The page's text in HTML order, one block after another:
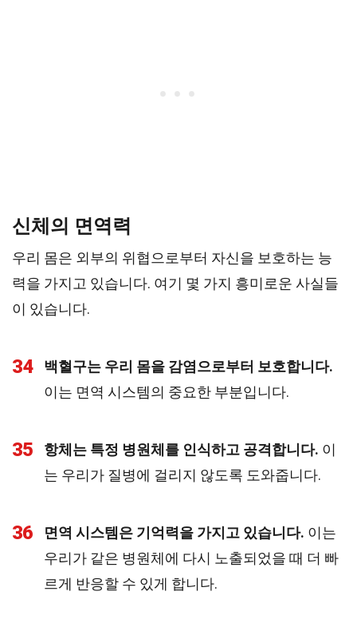
신체의 면역력
우리 몸은 외부의 위협으로부터 자신을 보호하는 능
력을 가지고 있습니다. 여기 몇 가지 흥미로운 사실들
이 있습니다.
34
백혈구는 우리 몸을 감염으로부터 보호합니다.
이는 면역 시스템의 중요한 부분입니다.
35 항체는 특정 병원체를 인식하고 공격합니다. 이
는 우리가 질병에 걸리지 않도록 도와줍니다.
36 면역 시스템은 기억력을 가지고 있습니다. 이는
우리가 같은 병원체에 다시 노출되었을 때 더 빠
르게 반응할 수 있게 합니다.